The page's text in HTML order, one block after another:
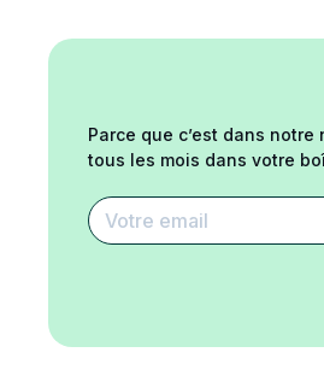
Parce que c’est dans
tous les mois dans votre